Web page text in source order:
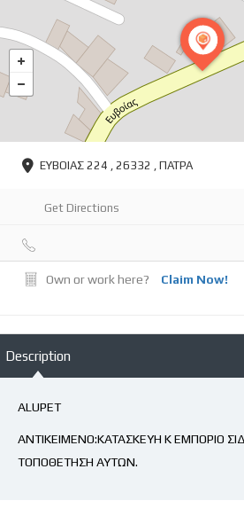
ΕΥΒΟΙΑΣ 224 , 26332 , ΠΑΤΡΑ
Get Directions
Own or work here? Claim Now!
Description
ALUPET
ΑΝΤΙΚΕΙΜΕΝΟ:ΚΑΤΑΣΚΕΥΗ Κ ΕΜΠΟΡΙΟ
ΤΟΠΟΘΕΤΗΣΗ ΑΥΤΩΝ.